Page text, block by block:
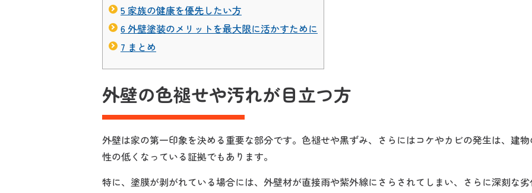
5 家族の健康を優先したい方
6 外壁塗装のメリットを最大限に活かすために
7 まとめ
外壁の色褪せや汚れが目立つ方
外壁は家の第一印象を決める重要な部分です。色褪せや黒ずみ、さらにはコケやカビの発生は、建
性の低くなっている証拠でもあります。
特に、塗膜が剥がれている場合には、外壁材が直接雨や紫外線にさらされてしまい、さらに深刻な